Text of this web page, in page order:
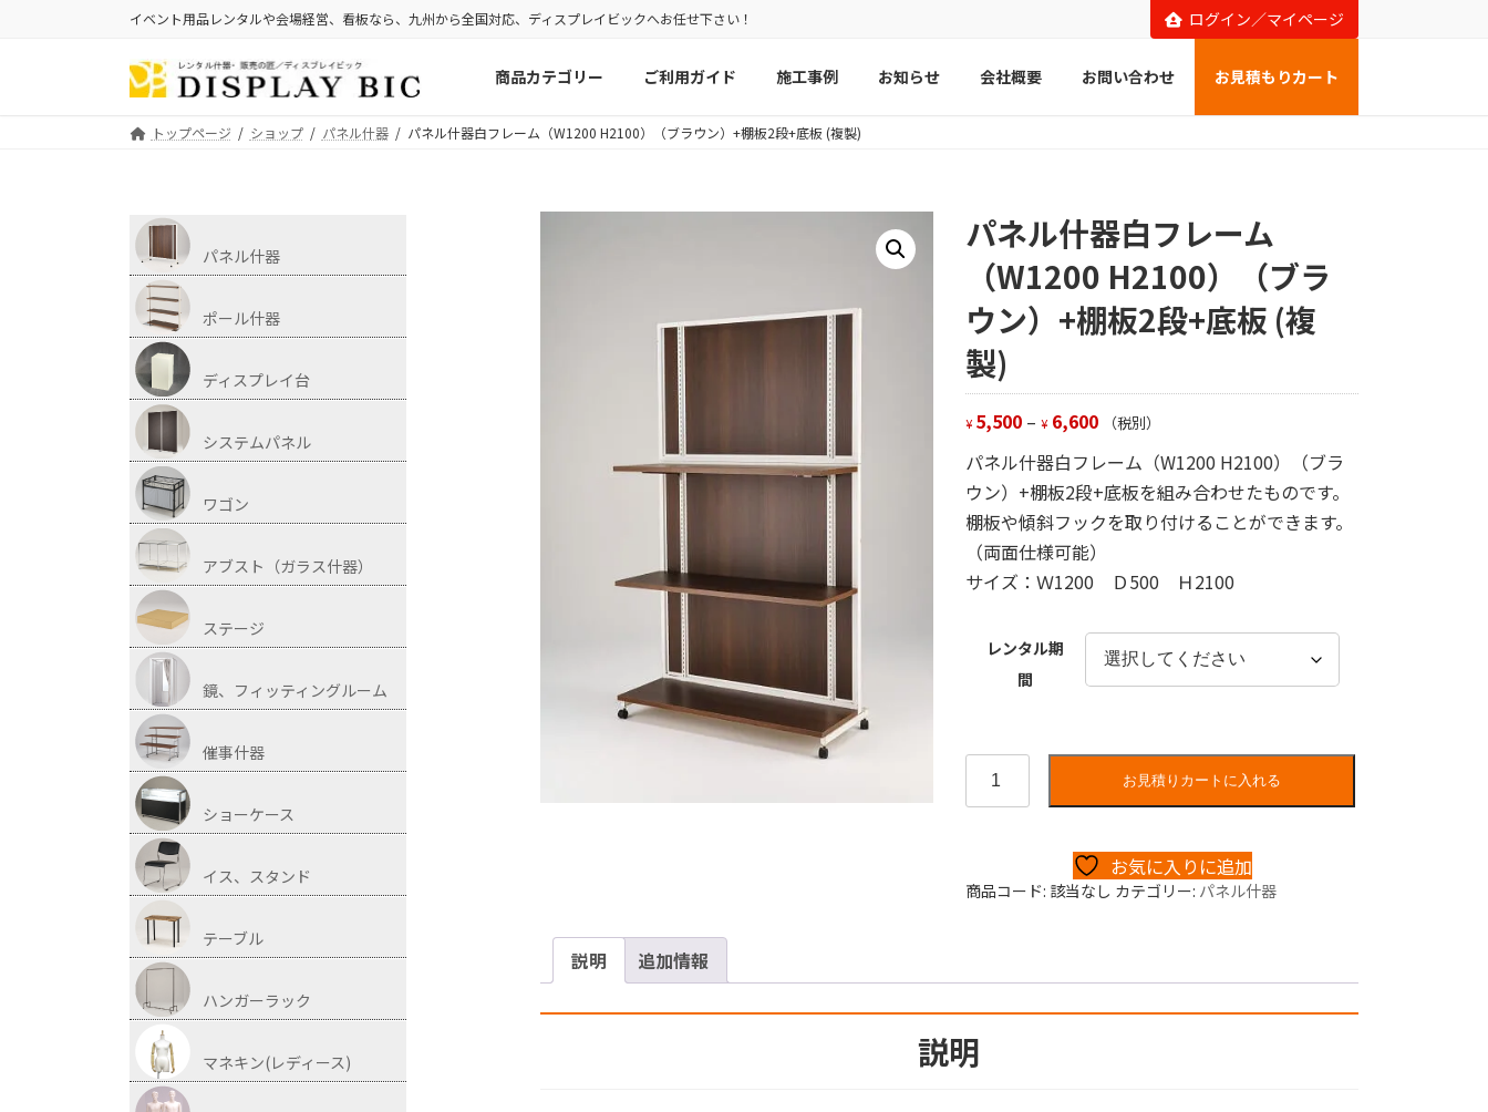
イベント用品レンタルや会場経営、看板なら、九州から全国対応、ディスプレイビックへお任せ下さい！ ログイン／マイページ
商品カテゴリー ご利用ガイド 施工事例 お知らせ 会社概要 お問い合わせ お見積もりカート
トップページ ショップ パネル什器 パネル什器白フレーム（W1200 H2100）（ブラウン）+棚板2段+底板 (複製)
パネル什器白フレーム
（W1200 H2100）（ブラ
ウン）+棚板2段+底板 (複
製)
¥ 5,500 –¥ 6,600 （税別）
パネル什器白フレーム（W1200 H2100）（ブラ
ウン）+棚板2段+底板を組み合わせたものです。
棚板や傾斜フックを取り付けることができます。
（両面仕様可能）
サイズ：Ｗ1200 Ｄ500 Ｈ2100
レンタル期
間
お見積りカートに入れる
お気に入りに追加
商品コード: 該当なし カテゴリー: パネル什器
説明 追加情報
説明
パネル什器
ポール什器
ディスプレイ台
システムパネル
ワゴン
アブスト（ガラス什器）
ステージ
鏡、フィッティングルーム
催事什器
ショーケース
イス、スタンド
テーブル
ハンガーラック
マネキン(レディース)